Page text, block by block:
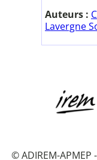
Auteurs :
Lavergne
© ADIREM-APMEP